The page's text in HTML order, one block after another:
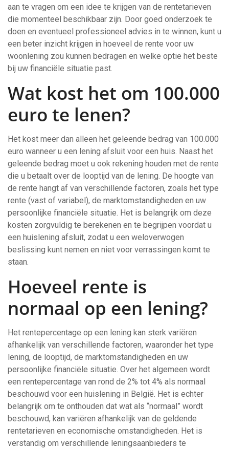
aan te vragen om een idee te krijgen van de rentetarieven
die momenteel beschikbaar zijn. Door goed onderzoek te
doen en eventueel professioneel advies in te winnen, kunt u
een beter inzicht krijgen in hoeveel de rente voor uw
woonlening zou kunnen bedragen en welke optie het beste
bij uw financiële situatie past.
Wat kost het om 100.000
euro te lenen?
Het kost meer dan alleen het geleende bedrag van 100.000
euro wanneer u een lening afsluit voor een huis. Naast het
geleende bedrag moet u ook rekening houden met de rente
die u betaalt over de looptijd van de lening. De hoogte van
de rente hangt af van verschillende factoren, zoals het type
rente (vast of variabel), de marktomstandigheden en uw
persoonlijke financiële situatie. Het is belangrijk om deze
kosten zorgvuldig te berekenen en te begrijpen voordat u
een huislening afsluit, zodat u een weloverwogen
beslissing kunt nemen en niet voor verrassingen komt te
staan.
Hoeveel rente is
normaal op een lening?
Het rentepercentage op een lening kan sterk variëren
afhankelijk van verschillende factoren, waaronder het type
lening, de looptijd, de marktomstandigheden en uw
persoonlijke financiële situatie. Over het algemeen wordt
een rentepercentage van rond de 2% tot 4% als normaal
beschouwd voor een huislening in België. Het is echter
belangrijk om te onthouden dat wat als “normaal” wordt
beschouwd, kan variëren afhankelijk van de geldende
rentetarieven en economische omstandigheden. Het is
verstandig om verschillende leningsaanbieders te